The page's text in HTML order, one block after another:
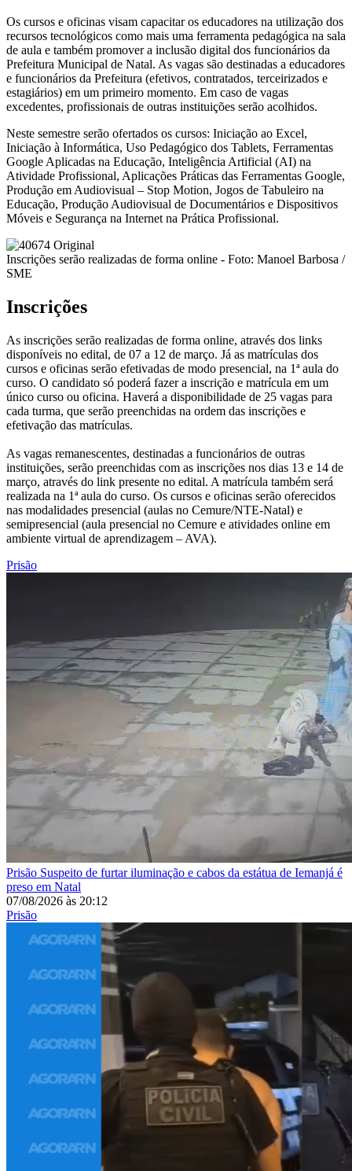
Os cursos e oficinas visam capacitar os educadores na utilização dos
recursos tecnológicos como mais uma ferramenta pedagógica na sala
de aula e também promover a inclusão digital dos funcionários da
Prefeitura Municipal de Natal. As vagas são destinadas a educadores
e funcionários da Prefeitura (efetivos, contratados, terceirizados e
estagiários) em um primeiro momento. Em caso de vagas
excedentes, profissionais de outras instituições serão acolhidos.
Neste semestre serão ofertados os cursos: Iniciação ao Excel,
Iniciação à Informática, Uso Pedagógico dos Tablets, Ferramentas
Google Aplicadas na Educação, Inteligência Artificial (AI) na
Atividade Profissional, Aplicações Práticas das Ferramentas Google,
Produção em Audiovisual – Stop Motion, Jogos de Tabuleiro na
Educação, Produção Audiovisual de Documentários e Dispositivos
Móveis e Segurança na Internet na Prática Profissional.
Inscrições serão realizadas de forma online - Foto: Manoel Barbosa /
SME
Inscrições
As inscrições serão realizadas de forma online, através dos links
disponíveis no edital, de 07 a 12 de março. Já as matrículas dos
cursos e oficinas serão efetivadas de modo presencial, na 1ª aula do
curso. O candidato só poderá fazer a inscrição e matrícula em um
único curso ou oficina. Haverá a disponibilidade de 25 vagas para
cada turma, que serão preenchidas na ordem das inscrições e
efetivação das matrículas.
As vagas remanescentes, destinadas a funcionários de outras
instituições, serão preenchidas com as inscrições nos dias 13 e 14 de
março, através do link presente no edital. A matrícula também será
realizada na 1ª aula do curso. Os cursos e oficinas serão oferecidos
nas modalidades presencial (aulas no Cemure/NTE-Natal) e
semipresencial (aula presencial no Cemure e atividades online em
ambiente virtual de aprendizagem – AVA).
Prisão
Prisão Suspeito de furtar iluminação e cabos da estátua de Iemanjá é
preso em Natal
07/08/2026 às 20:12
Prisão